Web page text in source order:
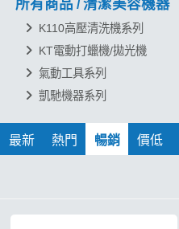
所有商品 /清潔美容機器
K110高壓清洗機系列
KT電動打蠟機/拋光機
氣動工具系列
凱馳機器系列
最新 熱門 暢銷 價低